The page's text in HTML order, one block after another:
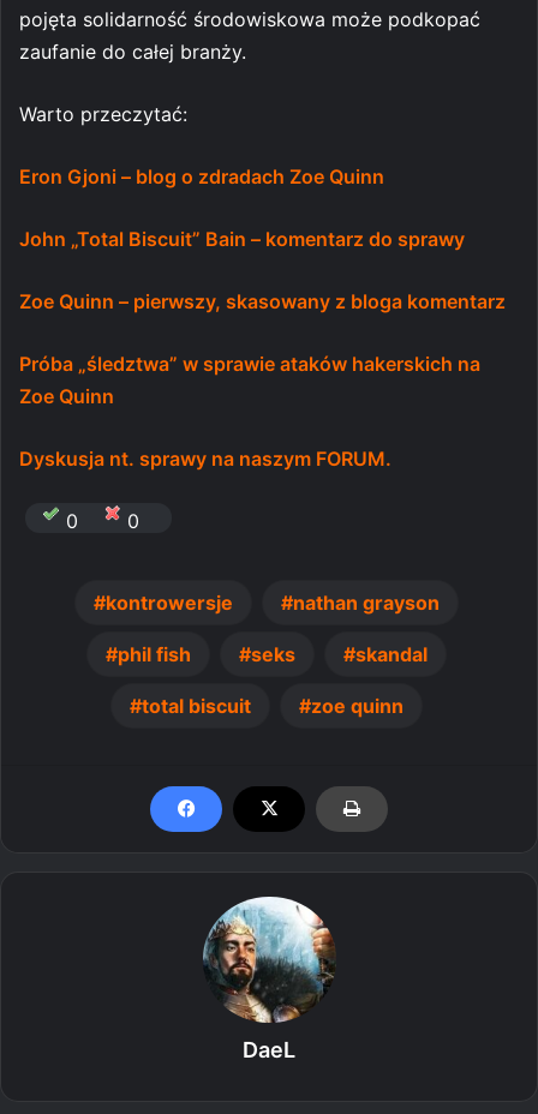
pojęta solidarność środowiskowa może podkopać
zaufanie do całej branży.
Warto przeczytać:
Eron Gjoni – blog o zdradach Zoe Quinn
John „Total Biscuit” Bain – komentarz do sprawy
Zoe Quinn – pierwszy, skasowany z bloga komentarz
Próba „śledztwa” w sprawie ataków hakerskich na
Zoe Quinn
Dyskusja nt. sprawy na naszym FORUM.
0 0
kontrowersje nathan grayson
phil fish seks skandal
total biscuit zoe quinn
DaeL